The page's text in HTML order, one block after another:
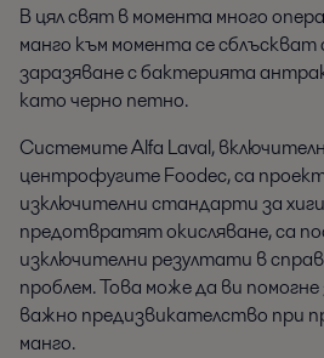
В цял свят в момента много
манго към момента се
заразяване с бактерията
като черно петно.
Системите Alfa Laval,
центрофугите Foodec, са
изключителни стандарти за
предотвратят окисляване, са
изключителни резултати в
проблем. Това може да ви
важно предизвикателство при
манго.